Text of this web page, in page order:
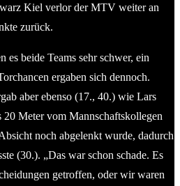
Kiel verlor der MTV weiter an
zurück.
es beide Teams sehr schwer, ein
ergaben sich dennoch.
aber ebenso (17., 40.) wie Lars
20 Meter vom Mannschaftskollegen
noch abgelenkt wurde, dadurch
(30.). „Das war schon schade. Es
getroffen, oder wir waren